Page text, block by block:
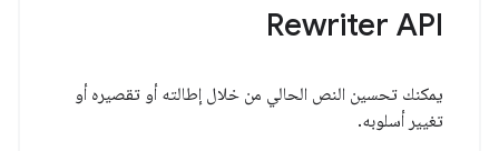
Rewriter API
يمكنك تحسين النص الحالي من خلال إطالته أو تقصيره أو
تغيير أسلوبه.